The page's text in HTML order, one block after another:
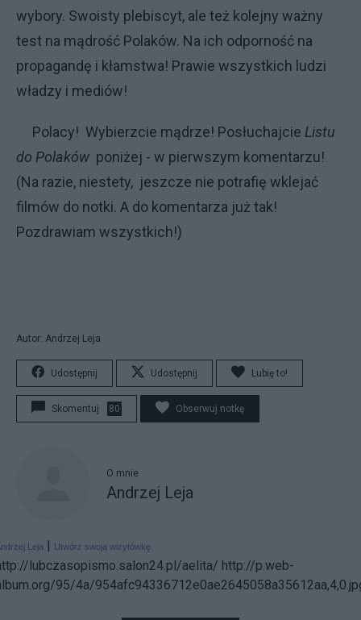
wybory. Swoisty plebiscyt, ale też kolejny ważny
test na mądrość Polaków. Na ich odporność na
propagandę i kłamstwa! Prawie wszystkich ludzi
władzy i mediów!
Polacy! Wybierzcie mądrze! Posłuchajcie Listu
do Polaków poniżej - w pierwszym komentarzu!
(Na razie, niestety, jeszcze nie potrafię wklejać
filmów do notki. A do komentarza już tak!
Pozdrawiam wszystkich!)
Autor: Andrzej Leja
Udostępnij Udostępnij Lubię to!
Skomentuj 80 Obserwuj notkę
O mnie
Andrzej Leja
Leja | Utwórz swoją wizytówkę
lubczasopismo.salon24.pl/aelita/ http://p.web-
95/4a/